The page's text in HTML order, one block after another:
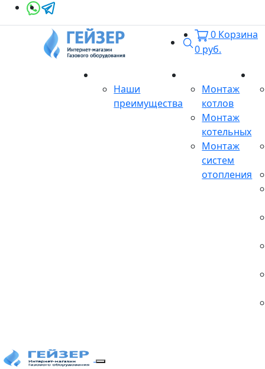
Поиск
0 Корзина
0 руб.
Наши
преимущества
Монтаж
котлов
Монтаж
котельных
Монтаж
систем
отопления